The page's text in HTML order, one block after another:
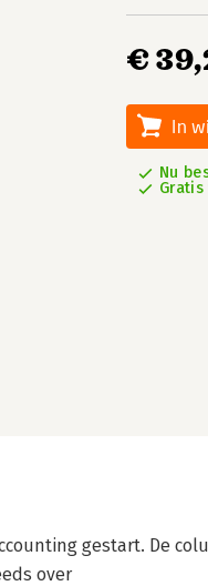
€
In
Nu
Gratis
gestart. De
over